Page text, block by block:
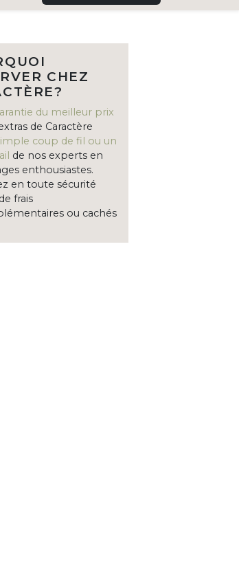
CHEZ
du meilleur prix
de Caractère
coup de fil ou un
de nos experts en
enthousiastes.
en toute sécurité
frais
ou cachés